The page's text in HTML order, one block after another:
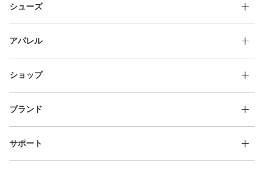
シューズ
アパレル
ショップ
ブランド
サポート